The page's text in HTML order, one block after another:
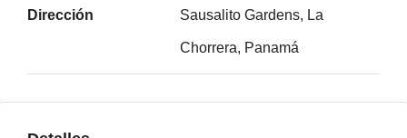
Dirección Sausalito Gardens, La
Chorrera, Panamá